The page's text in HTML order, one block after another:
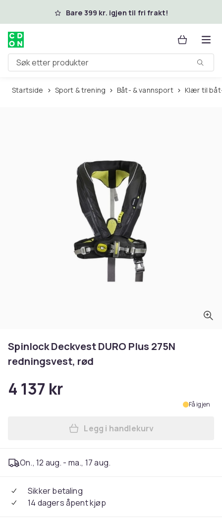
Hopp til hovedinnholdBare 399 kr. igjen til fri frakt!
Søk etter produkter
Startside Sport & trening Båt- & vannsport Klær til
Spinlock Deckvest DURO Plus 275N
redningsvest, rød
4 137 kr
Få igjen
Legg Spinlock Deckvest
Legg i handlekurv
On., 12 aug. - ma., 17 aug.
Sikker betaling
14 dagers åpent kjøp